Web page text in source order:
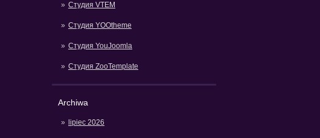
Студия VTEM
Студия YOOtheme
Студия YouJoomla
Студия ZooTemplate
Archiwa
lipiec 2026